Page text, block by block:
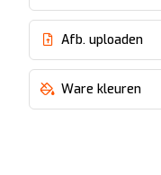
Afb. uploaden
Ware kleuren